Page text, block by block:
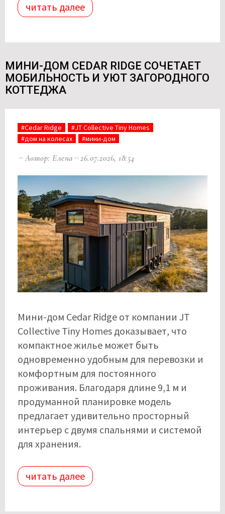
читать далее
МИНИ-ДОМ CEDAR RIDGE СОЧЕТАЕТ
МОБИЛЬНОСТЬ И УЮТ ЗАГОРОДНОГО
КОТТЕДЖА
#Cedar Ridge
#JT Collective Tiny Homes
#дом на колесах
#мини-дом
Автор: Елена 26.07.2026, 18:54
Мини-дом Cedar Ridge от компании JT
Collective Tiny Homes доказывает, что
компактное жилье может быть
одновременно удобным для перевозки и
комфортным для постоянного
проживания. Благодаря длине 9,1 м и
продуманной планировке модель
предлагает удивительно просторный
интерьер с двумя спальнями и системой
для хранения.
читать далее